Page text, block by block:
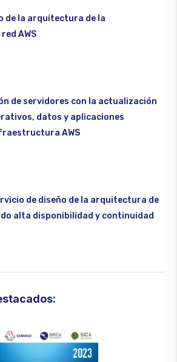
de la arquitectura de la
AWS
de servidores con la actualización
datos y aplicaciones
AWS
de diseño de la arquitectura de
alta disponibilidad y continuidad